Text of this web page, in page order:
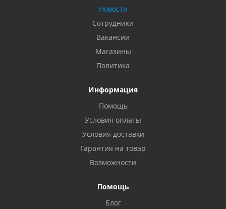
Новости
Сотрудники
Вакансии
Магазины
Политика
Информация
Помощь
Условия оплаты
Условия доставки
Гарантия на товар
Возможности
Помощь
Блог